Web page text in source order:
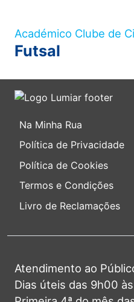
Académico Clube de
Futsal
Na Minha Rua
Política de Privacidade
Política de Cookies
Termos e Condições
Livro de Reclamações
Atendimento ao
Dias úteis das 9h00